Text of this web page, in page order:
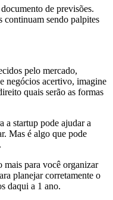
de previsões.
continuam sendo palpites
pelo mercado,
negócios acertivo, imagine
quais serão as formas
a startup pode ajudar a
Mas é algo que pode
para você organizar
planejar corretamente o
daqui a 1 ano.